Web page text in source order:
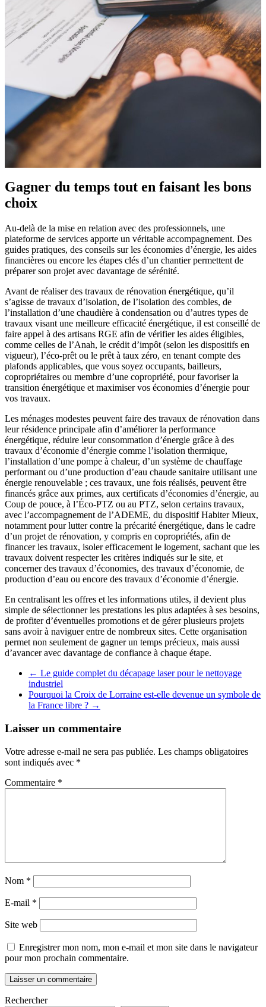
Gagner du temps tout en faisant les bons
choix
Au-delà de la mise en relation avec des professionnels, une
plateforme de services apporte un véritable accompagnement. Des
guides pratiques, des conseils sur les économies d’énergie, les aides
financières ou encore les étapes clés d’un chantier permettent de
préparer son projet avec davantage de sérénité.
Avant de réaliser des travaux de rénovation énergétique, qu’il
s’agisse de travaux d’isolation, de l’isolation des combles, de
l’installation d’une chaudière à condensation ou d’autres types de
travaux visant une meilleure efficacité énergétique, il est conseillé de
faire appel à des artisans RGE afin de vérifier les aides éligibles,
comme celles de l’Anah, le crédit d’impôt (selon les dispositifs en
vigueur), l’éco-prêt ou le prêt à taux zéro, en tenant compte des
plafonds applicables, que vous soyez occupants, bailleurs,
copropriétaires ou membre d’une copropriété, pour favoriser la
transition énergétique et maximiser vos économies d’énergie pour
vos travaux.
Les ménages modestes peuvent faire des travaux de rénovation dans
leur résidence principale afin d’améliorer la performance
énergétique, réduire leur consommation d’énergie grâce à des
travaux d’économie d’énergie comme l’isolation thermique,
l’installation d’une pompe à chaleur, d’un système de chauffage
performant ou d’une production d’eau chaude sanitaire utilisant une
énergie renouvelable ; ces travaux, une fois réalisés, peuvent être
financés grâce aux primes, aux certificats d’économies d’énergie, au
Coup de pouce, à l’Éco-PTZ ou au PTZ, selon certains travaux,
avec l’accompagnement de l’ADEME, du dispositif Habiter Mieux,
notamment pour lutter contre la précarité énergétique, dans le cadre
d’un projet de rénovation, y compris en copropriétés, afin de
financer les travaux, isoler efficacement le logement, sachant que les
travaux doivent respecter les critères indiqués sur le site, et
concerner des travaux d’économies, des travaux d’économie, de
production d’eau ou encore des travaux d’économie d’énergie.
En centralisant les offres et les informations utiles, il devient plus
simple de sélectionner les prestations les plus adaptées à ses besoins,
de profiter d’éventuelles promotions et de gérer plusieurs projets
sans avoir à naviguer entre de nombreux sites. Cette organisation
permet non seulement de gagner un temps précieux, mais aussi
d’avancer avec davantage de confiance à chaque étape.
← Le guide complet du décapage laser pour le nettoyage
industriel
Pourquoi la Croix de Lorraine est-elle devenue un symbole de
la France libre ? →
Laisser un commentaire
Votre adresse e-mail ne sera pas publiée. Les champs obligatoires
sont indiqués avec *
Commentaire *
Nom *
E-mail *
Site web
Enregistrer mon nom, mon e-mail et mon site dans le navigateur
pour mon prochain commentaire.
Rechercher